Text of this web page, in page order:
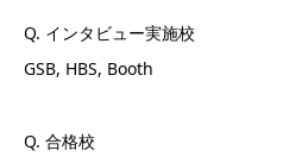
Q. インタビュー実施校
GSB, HBS, Booth
Q. 合格校